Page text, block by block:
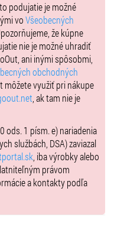
podujatie je možné
voVšeobecných
že kúpne
nie je možné uhradiť
ani inými spôsobmi,
obchodných
môžete využiť pri nákupe
, ak tam nie je
ods. 1 písm. e) nariadenia
službách, DSA) zaviazal
, iba výrobky alebo
právom
a kontakty podľa